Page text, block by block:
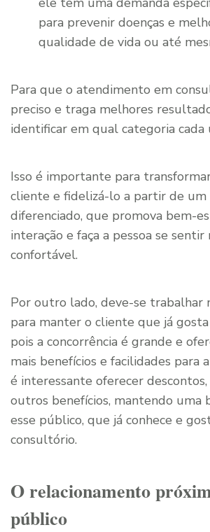
para prevenir doenças e
qualidade de vida ou até
Para que o atendimento em
preciso e traga melhores
identificar em qual categoria cada
Isso é importante para
cliente e fidelizá-lo a partir de um
diferenciado, que promova bem-
interação e faça a pessoa se sentir
confortável.
Por outro lado, deve-se trabalhar
para manter o cliente que já
pois a concorrência é grande e
mais benefícios e facilidades para
é interessante oferecer
outros benefícios, mantendo uma
esse público, que já conhece e
consultório.
O relacionamento
público